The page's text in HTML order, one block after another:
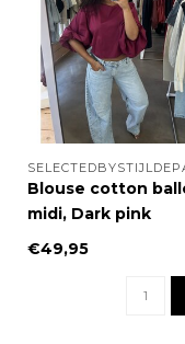
Blouse cotton
midi, Dark pink
€49,95